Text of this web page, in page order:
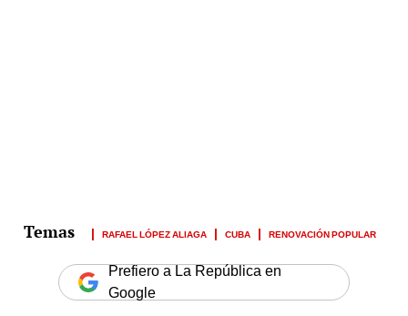
RAFAEL LÓPEZ ALIAGA CUBA RENOVACIÓN POPULAR
Prefiero a La República en
Google